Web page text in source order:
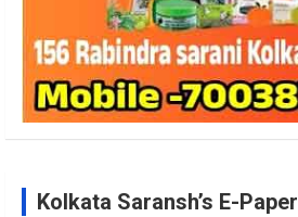
Kolkata Saransh’s E-Paper